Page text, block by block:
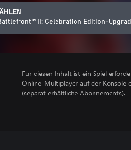
II: Celebration Edition-
Für diesen Inhalt ist ein Spiel
Online-Multiplayer auf der Konsole
(separat erhältliche Abonnements).